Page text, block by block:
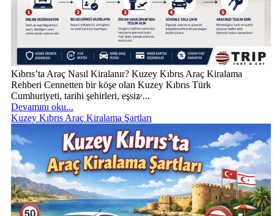
Kıbrıs’ta Araç Nasıl Kiralanır? Kuzey Kıbrıs Araç Kiralama
Rehberi Cennetten bir köşe olan Kuzey Kıbrıs Türk
Cumhuriyeti, tarihi şehirleri, eşsiz̷ ...
Devamını oku...
Kuzey Kıbrıs Araç Kiralama Şartları